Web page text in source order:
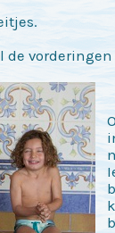
de